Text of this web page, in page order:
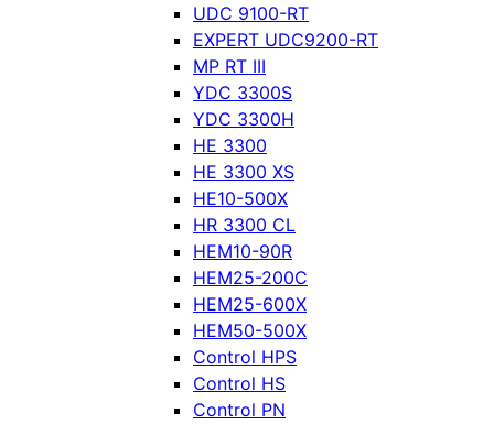
UDC 9100-RT
EXPERT UDC9200-RT
MP RT III
YDC 3300S
YDC 3300H
HE 3300
HE 3300 XS
HE10-500X
HR 3300 CL
HEM10-90R
HEM25-200C
HEM25-600X
HEM50-500X
Control HPS
Control HS
Control PN